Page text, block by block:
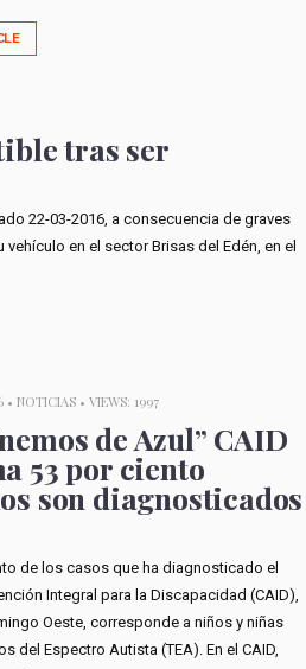
tras ser
22-03-2016, a consecuencia de graves
en el sector Brisas del Edén, en el
• NOTICIAS• VIEWS: 1997
de Azul” CAID
53 por ciento
son diagnosticados
de los casos que ha diagnosticado el
Integral para la Discapacidad (CAID),
Oeste, corresponde a niños y niñas
del Espectro Autista (TEA). En el CAID,